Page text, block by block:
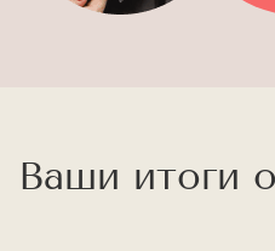
Ваши итоги